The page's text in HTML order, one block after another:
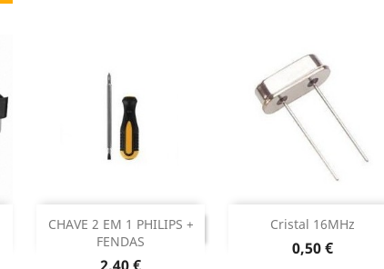
CHAVE 2 EM 1 PHILIPS +
FENDAS
Preço
DESCONTINUADO
DESCONTINUADO Cristal 16MHz
Preço
0,50 €
Adicionar 
Dados do produto